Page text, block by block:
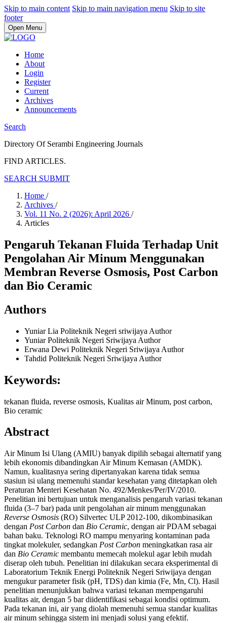
Skip to main content Skip to main navigation menu Skip to site
footer
Open Menu
Home
About
Login
Register
Current
Archives
Announcements
Search
Directory Of Serambi Engineering Journals
FIND ARTICLES.
SEARCH SUBMIT
Home /
Archives /
Vol. 11 No. 2 (2026): April 2026 /
Articles
Pengaruh Tekanan Fluida Terhadap Unit
Pengolahan Air Minum Menggunakan
Membran Reverse Osmosis, Post Carbon
dan Bio Ceramic
Authors
Yuniar Lia Politeknik Negeri sriwijaya Author
YuniarPoliteknik Negeri Sriwijaya Author
Erwana Dewi Politeknik Negeri Sriwijaya Author
Tahdid Politeknik Negeri Sriwijaya Author
Keywords:
tekanan fluida, reverse osmosis, Kualitas air Minum, post carbon,
Bio ceramic
Abstract
Air Minum Isi Ulang (AMIU) banyak dipilih sebagai alternatif yang
lebih ekonomis dibandingkan Air Minum Kemasan (AMDK).
Namun, kualitasnya sering dipertanyakan karena tidak semua
stasiun isi ulang memenuhi standar kesehatan yang ditetapkan oleh
Peraturan Menteri Kesehatan No. 492/Menkes/Per/IV/2010.
Penelitian ini bertujuan untuk menganalisis pengaruh variasi tekanan
fluida (3–7 bar) pada unit pengolahan air minum menggunakan
Reverse Osmosis (RO) Silvertec ULP 2012-100, dikombinasikan
dengan Post Carbon dan Bio Ceramic, dengan air PDAM sebagai
bahan baku. Teknologi RO mampu menyaring kontaminan pada
tingkat molekuler, sedangkan Post Carbon meningkatkan rasa air
dan Bio Ceramic membantu memecah molekul agar lebih mudah
diserap oleh tubuh. Penelitian ini dilakukan secara eksperimental di
Laboratorium Teknik Energi Politeknik Negeri Sriwijaya dengan
mengukur parameter fisik (pH, TDS) dan kimia (Fe, Mn, Cl). Hasil
penelitian menunjukkan bahwa variasi tekanan mempengaruhi
kualitas air, dengan 5 bar diidentifikasi sebagai kondisi optimum.
Pada tekanan ini, air yang diolah memenuhi semua standar kualitas
air minum sehingga sistem ini menjadi solusi yang efektif.